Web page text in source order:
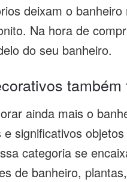
deixam o
Na hora de
do seu banheiro.
também
ainda mais o
significativos
categoria se
de banheiro,